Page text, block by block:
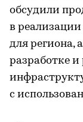
обсудили
в
для региона,
разработке
с